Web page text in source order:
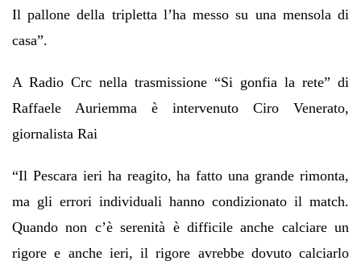
Il pallone della tripletta l’ha messo su una mensola di
casa”.
A Radio Crc nella trasmissione “Si gonfia la rete” di
Raffaele Auriemma è intervenuto Ciro Venerato,
giornalista Rai
“Il Pescara ieri ha reagito, ha fatto una grande rimonta,
ma gli errori individuali hanno condizionato il match.
Quando non c’è serenità è difficile anche calciare un
rigore e anche ieri, il rigore avrebbe dovuto calciarlo